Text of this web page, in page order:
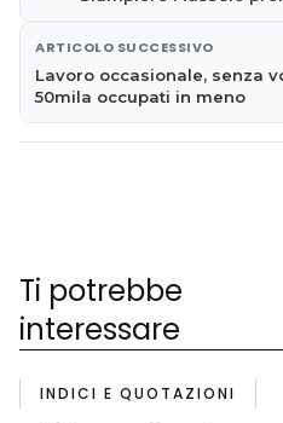
ARTICOLO SUCCESSIVO
Lavoro occasionale, senza
50mila occupati in meno
Ti potrebbe
interessare
INDICI E QUOTAZIONI